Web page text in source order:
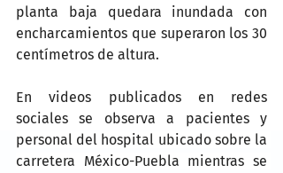
planta baja quedara inundada con
encharcamientos que superaron los 30
centímetros de altura.
En videos publicados en redes
sociales se observa a pacientes y
personal del hospital ubicado sobre la
carretera México-Puebla mientras se